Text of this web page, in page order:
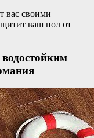
вас своими
ваш пол от